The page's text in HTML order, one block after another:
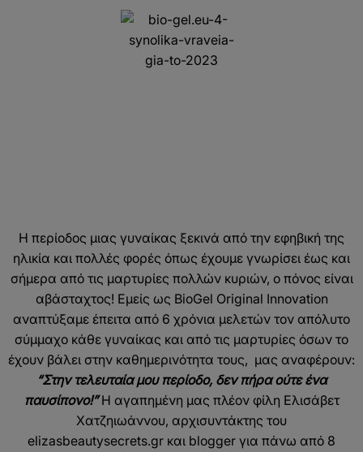
Η περίοδος μιας γυναίκας ξεκινά από την εφηβική της
ηλικία και πολλές φορές όπως έχουμε γνωρίσει έως και
σήμερα από τις μαρτυρίες πολλών κυριών, ο πόνος είναι
αβάσταχτος! Εμείς ως BioGel Original Innovation
αναπτύξαμε έπειτα από 6 χρόνια μελετών τον απόλυτο
σύμμαχο κάθε γυναίκας και από τις μαρτυρίες όσων το
έχουν βάλει στην καθημερινότητα τους, μας αναφέρουν:
“Στην τελευταία μου περίοδο, δεν πήρα ούτε ένα
παυσίπονο!”Η αγαπημένη μας πλέον φίλη Ελισάβετ
Χατζηιωάννου, αρχισυντάκτης του
elizasbeautysecrets.gr και blogger για πάνω από 8